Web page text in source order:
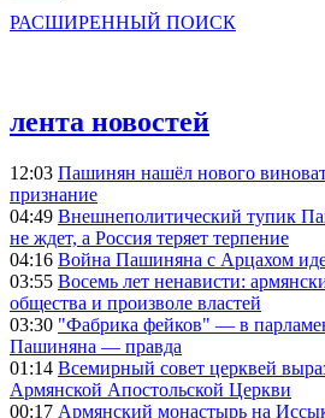
РАСШИРЕННЫЙ ПОИСК
лента новостей
12:03 Пашинян нашёл нового
признание
04:49 Внешнеполитический тупик
не ждет, а Россия теряет терпение
04:16 Война Пашиняна с Арцахом
03:55 Восемь лет ненависти:
общества и произволе властей
03:30 "Фабрика фейков" — в
Пашиняна — правда
01:14 Всемирный совет церквей
Армянской Апостольской Церкви
00:17 Армянский монастырь на